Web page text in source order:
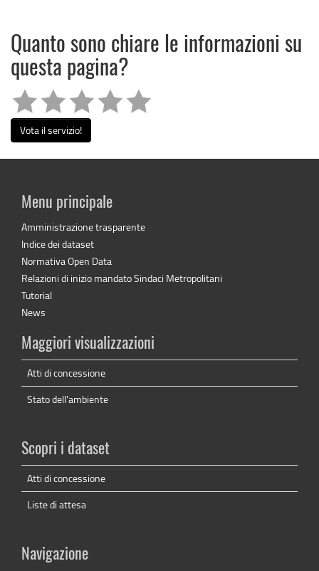
Quanto sono chiare le informazioni su
questa pagina?
Vota il servizio!
Menu principale
Amministrazione trasparente
Indice dei dataset
Normativa Open Data
Relazioni di inizio mandato Sindaci Metropolitani
Tutorial
News
Maggiori visualizzazioni
Atti di concessione
Stato dell'ambiente
Scopri i dataset
Atti di concessione
Liste di attesa
Navigazione